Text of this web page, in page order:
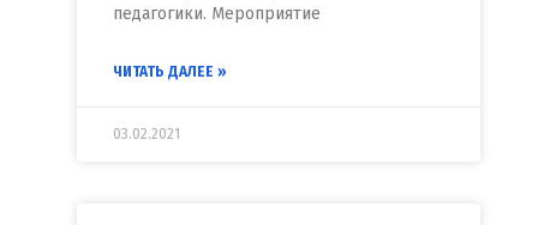
педагогики. Мероприятие
ЧИТАТЬ ДАЛЕЕ »
03.02.2021